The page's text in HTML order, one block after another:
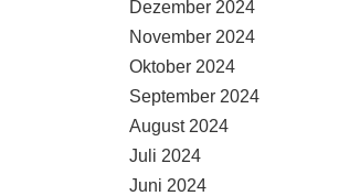
Dezember 2024
November 2024
Oktober 2024
September 2024
August 2024
Juli 2024
Juni 2024